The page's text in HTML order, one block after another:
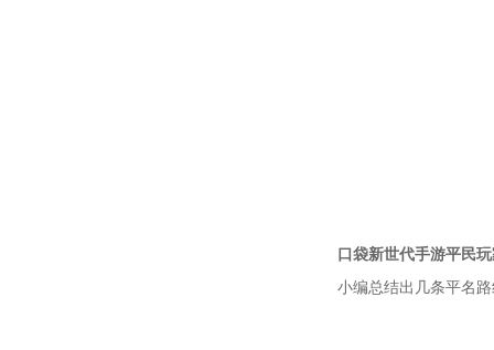
口袋新世代手游平民
小编总结出几条平名